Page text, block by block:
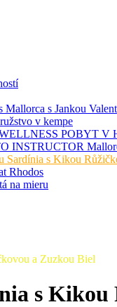
Mallorca s Jankou
v kempe
POBYT V
INSTRUCTOR
Sardínia s Kikou
Rhodos
na mieru
a Zuzkou Biel
s